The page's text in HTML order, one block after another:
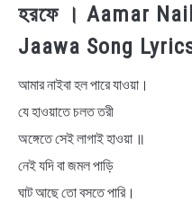
হরফে । Aamar
Jaawa Song
আমার নাইবা হল পারে যাওয়া।
যে হাওয়াতে চলত তরী
অঙ্গেতে সেই লাগাই হাওয়া ॥
নেই যদি বা জমল পাড়ি
ঘাট আছে তো বসতে পারি।